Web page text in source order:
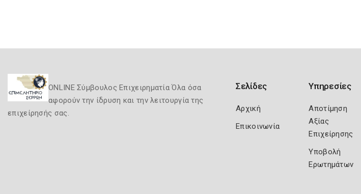
ONLINE Σύμβουλος Επιχειρηματία Όλα όσα
αφορούν την ίδρυση και την λειτουργία της
επιχείρησής σας.
Σελίδες
Αρχική
Επικοινωνία
Υπηρεσίες
Αποτίμηση
Αξίας
Επιχείρησης
Υποβολή
Ερωτημάτων